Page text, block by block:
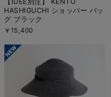
HASHIGUCHI ショッパー バッ
グ ブラック
￥15,400